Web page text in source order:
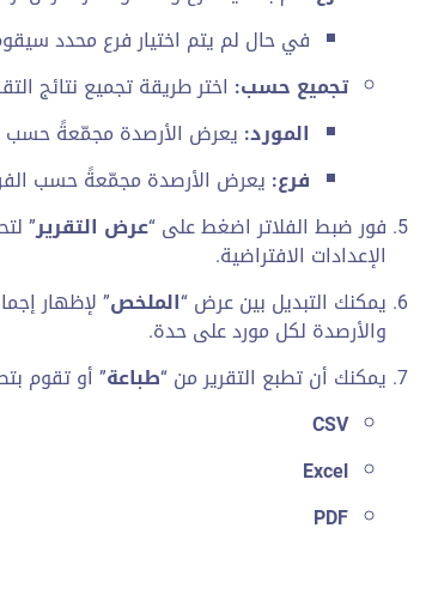
في حال لم يتم اختيار فرع محدد
تجميع حسب: اختر طريقة تجميع نتائج
المورد: يعرض الأرصدة مجمّعةً حسب
فرع: يعرض الأرصدة مجمّعةً حسب
فور ضبط الفلاتر اضغط على “عرض التقرير”
الإعدادات الافتراضية.
يمكنك التبديل بين عرض “الملخص” لإظهار
والأرصدة لكل مورد على حدة.
يمكنك أن تطبع التقرير من “طباعة” أو تقوم
CSV
Excel
PDF